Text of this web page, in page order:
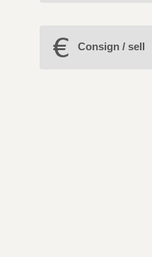
Consign / sell